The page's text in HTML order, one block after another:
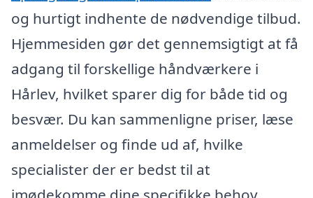
og hurtigt indhente de nødvendige tilbud.
Hjemmesiden gør det gennemsigtigt at få
adgang til forskellige håndværkere i
Hårlev, hvilket sparer dig for både tid og
besvær. Du kan sammenligne priser, læse
anmeldelser og finde ud af, hvilke
specialister der er bedst til at